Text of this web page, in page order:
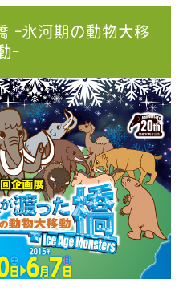
支援
・標本
申請
会員
資料検索
刊行物
体申込
アクセス
Japanese English
-氷河期の動物大移
-